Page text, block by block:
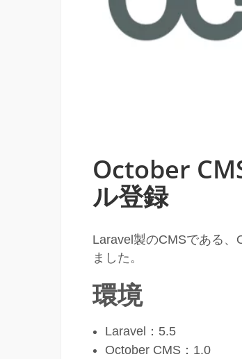
October
ル登録
Laravel製のCMSである、
ました。
環境
Laravel：5.5
October CMS：1.0